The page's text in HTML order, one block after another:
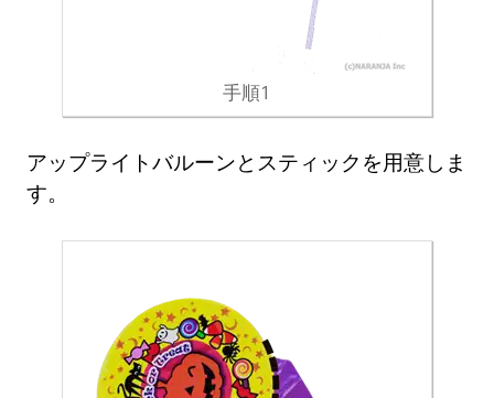
手順1
アップライトバルーンとスティックを用意しま
す。